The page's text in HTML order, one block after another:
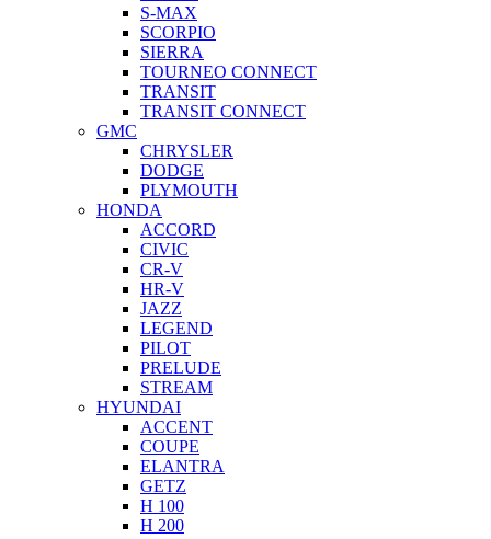
S-MAX
SCORPIO
SIERRA
TOURNEO CONNECT
TRANSIT
TRANSIT CONNECT
GMC
CHRYSLER
DODGE
PLYMOUTH
HONDA
ACCORD
CIVIC
CR-V
HR-V
JAZZ
LEGEND
PILOT
PRELUDE
STREAM
HYUNDAI
ACCENT
COUPE
ELANTRA
GETZ
H 100
H 200